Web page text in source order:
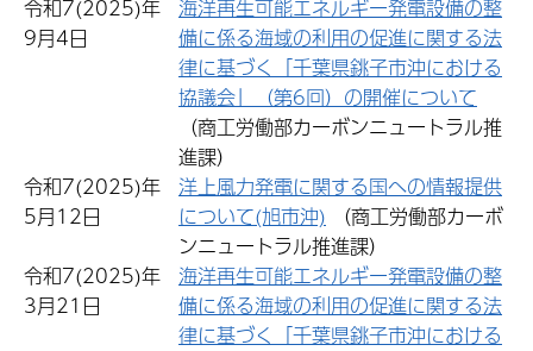
令和7(2025)年
9月4日
海洋再生可能エネルギー発電設備の整
備に係る海域の利用の促進に関する法
律に基づく「千葉県銚子市沖における
協議会」（第6回）の開催について
（商工労働部カーボンニュートラル推
進課）
令和7(2025)年
5月12日
洋上風力発電に関する国への情報提供
について(旭市沖)
ンニュートラル推進課）
令和7(2025)年
3月21日
海洋再生可能エネルギー発電設備の整
備に係る海域の利用の促進に関する法
律に基づく「千葉県銚子市沖における